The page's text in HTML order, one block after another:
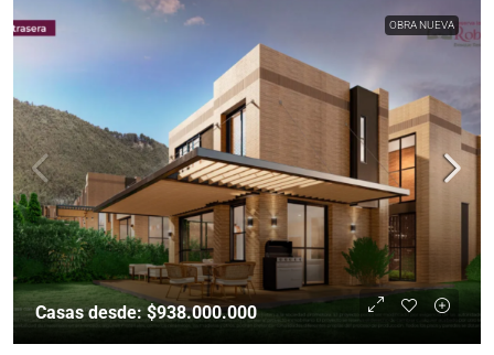
OBRA NUEVA
Casas desde: $938.000.000